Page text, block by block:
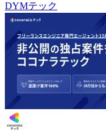
DYMテック